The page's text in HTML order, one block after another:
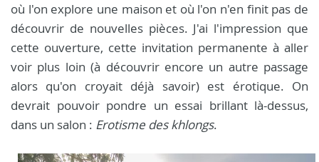
où l'on explore une maison et où l'on n'en finit pas de
découvrir de nouvelles pièces. J'ai l'impression que
cette ouverture, cette invitation permanente à aller
voir plus loin (à découvrir encore un autre passage
alors qu'on croyait déjà savoir) est érotique. On
devrait pouvoir pondre un essai brillant là-dessus,
dans un salon : Erotisme des khlongs.